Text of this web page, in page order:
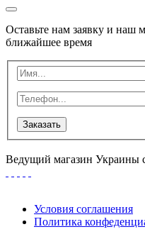
Оставьте нам заявку и наш
ближайшее время
Заказать
Ведущий магазин Украины
Условия соглашения
Политика